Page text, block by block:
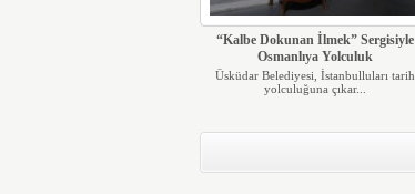
“Kalbe Dokunan İlmek” Sergisiyle
Osmanlıya Yolculuk
Üsküdar Belediyesi, İstanbulluları tarih
yolculuğuna çıkar...